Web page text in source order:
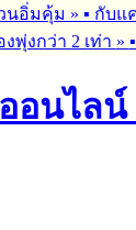
นอิ่มคุ้ม » ▪︎ กับแ
พุ่งกว่า 2 เท่า »